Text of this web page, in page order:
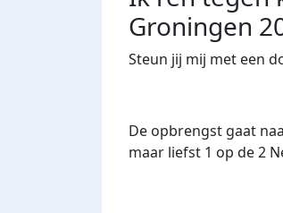
Groningen
Steun jij mij met een
De opbrengst gaat
maar liefst 1 op de 2